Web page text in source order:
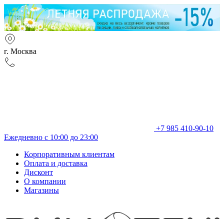
г. Москва
+7 985 410-90-10
Ежедневно с 10:00 до 23:00
Корпоративным клиентам
Оплата и доставка
Дисконт
О компании
Магазины